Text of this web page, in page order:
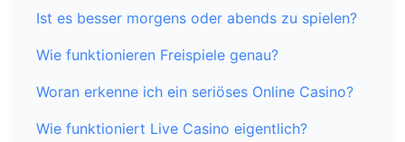
Ist es besser morgens oder abends zu spielen?
Wie funktionieren Freispiele genau?
Woran erkenne ich ein seriöses Online Casino?
Wie funktioniert Live Casino eigentlich?